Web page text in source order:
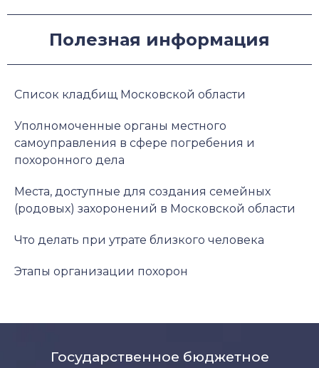
Полезная информация
Список кладбищ Московской области
Уполномоченные органы местного
самоуправления в сфере погребения и
похоронного дела
Места, доступные для создания семейных
(родовых) захоронений в Московской области
Что делать при утрате близкого человека
Этапы организации похорон
Государственное бюджетное